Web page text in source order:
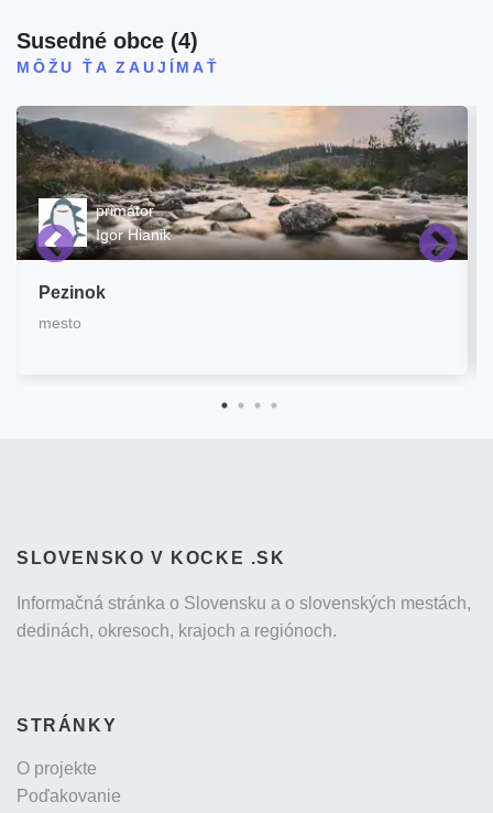
Susedné obce (4)
MÔŽU ŤA ZAUJÍMAŤ
primátor
Igor Hianik
Pezinok
mesto
SLOVENSKO V KOCKE .SK
Informačná stránka o Slovensku a o slovenských mestách,
dedinách, okresoch, krajoch a regiónoch.
STRÁNKY
O projekte
Poďakovanie